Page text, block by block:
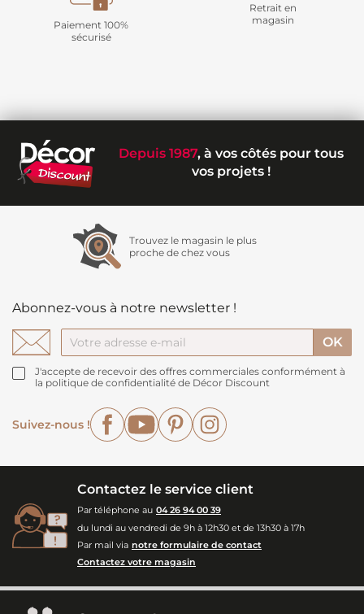
Paiement 100%
sécurisé
Retrait en
magasin
Depuis 1987, à vos côtés pour tous
vos projets !
Trouvez le magasin le plus
proche de chez vous
Abonnez-vous à notre newsletter !
J'accepte de recevoir des offres commerciales conformément à
la politique de confidentialité de Décor Discount
Suivez-nous !
FacebookYouTubePinterest
Contactez le service client
Par téléphone au 04 26 94 00 39
du lundi au vendredi de 9h à 12h30 et de 13h30 à 17h
Par mail via notre formulaire de contact
Contactez votre magasin